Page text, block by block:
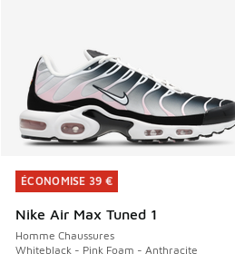
ÉCONOMISE 39 €
Nike Air Max Tuned 1
Homme Chaussures
Whiteblack - Pink Foam - Anthracite
ÉCONOMISE 39 €